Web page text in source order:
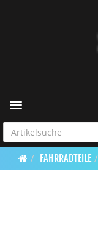
Toggle navigation
FAHRRADTEILE